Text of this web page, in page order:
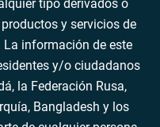
tipo derivados o
y servicios de
información de este
y/o ciudadanos
la Federación Rusa,
Bangladesh y los